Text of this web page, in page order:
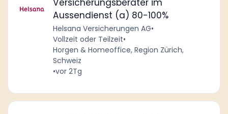
Versicherungsberater im
Aussendienst (a) 80-100%
Helsana Versicherungen AG•
Vollzeit oder Teilzeit•
Horgen & Homeoffice, Region Zürich,
Schweiz
•vor 2Tg